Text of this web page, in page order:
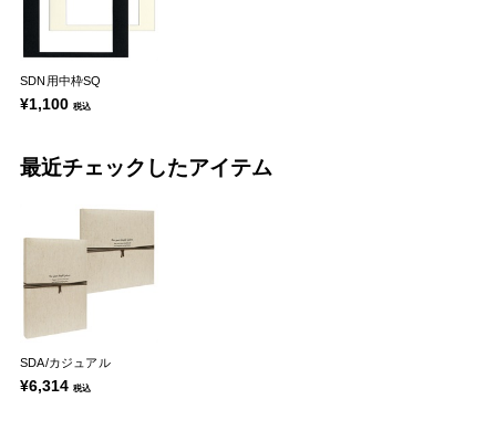
SDN用中枠SQ
¥1,100 税込
最近チェックしたアイテム
SDA/カジュアル
¥6,314 税込